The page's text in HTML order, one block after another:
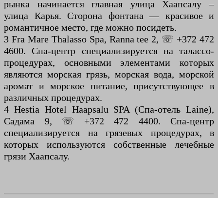
рынка начинается главная улица Хаапсалу –
улица Карья. Сторона фонтана — красивое и
романтичное место, где можно посидеть.
3 Fra Mare Thalasso Spa, Ranna tee 2, ☏ +372 472
4600. Спа-центр специализируется на талассо-
процедурах, основными элементами которых
являются морская грязь, морская вода, морской
аромат и морское питание, присутствующее в
различных процедурах.
4 Hestia Hotel Haapsalu SPA (Спа-отель Laine),
Садама 9, ☏ +372 472 4400. Спа-центр
специализируется на грязевых процедурах, в
которых используются собственные лечебные
грязи Хаапсалу.